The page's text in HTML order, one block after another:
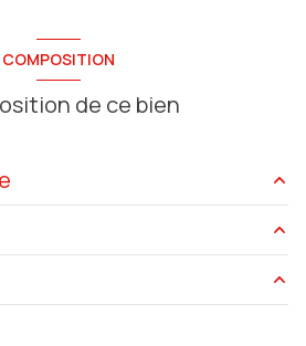
COMPOSITION
de ce bien
7.49 m²